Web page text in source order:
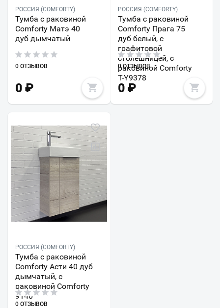
РОССИЯ (COMFORTY)
Тумба с раковиной
Comforty Матэ 40
дуб дымчатый
0 ОТЗЫВОВ
0 ₽
РОССИЯ (COMFORTY)
Тумба с раковиной
Comforty Прага 75
дуб белый, с
графитовой
столешницей, с
раковиной Comforty
T-Y9378
0 ОТЗЫВОВ
0₽
РОССИЯ (COMFORTY)
Тумба с раковиной
Comforty Асти 40 дуб
дымчатый, с
раковиной Comforty
9140
0 ОТЗЫВОВ